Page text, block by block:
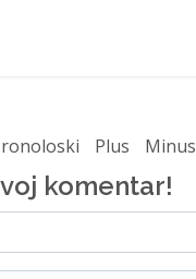
Plus Minus
komentar!